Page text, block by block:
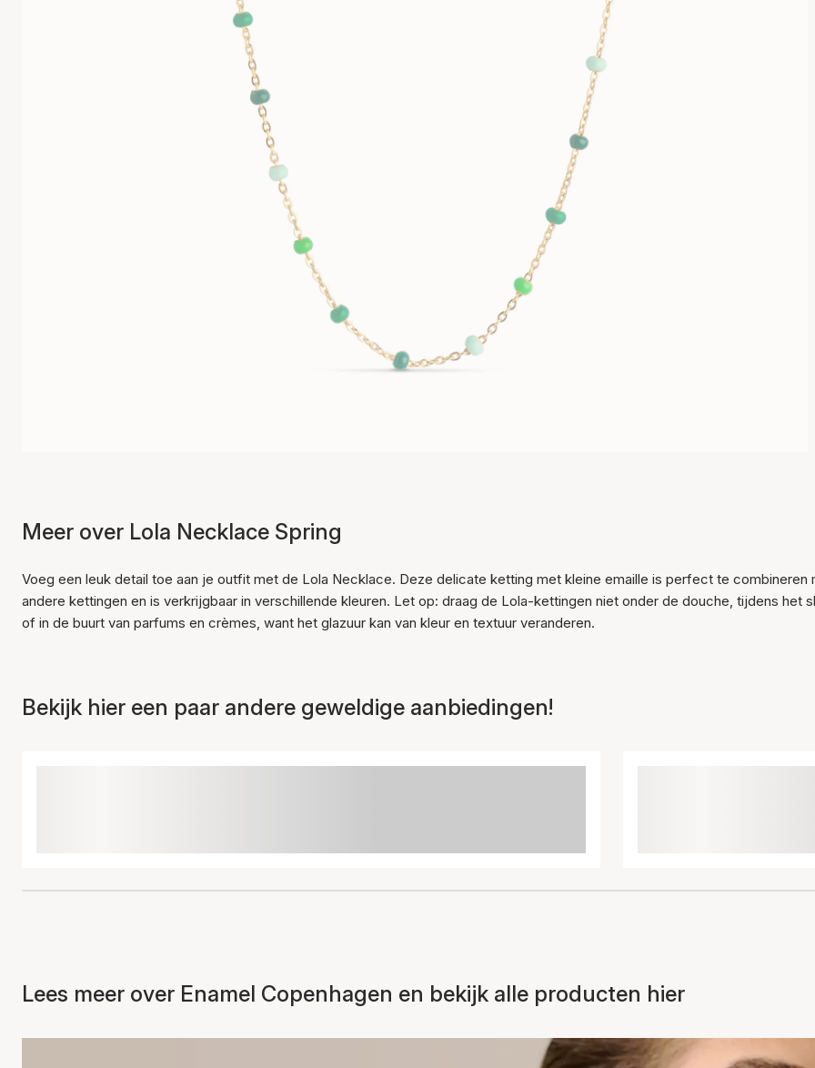
Meer over Lola Necklace Spring
Voeg een leuk detail toe aan je outfit met de Lola Necklace. Deze delicate ketting met kleine emaille is perfect te combineren
andere kettingen en is verkrijgbaar in verschillende kleuren. Let op: draag de Lola-kettingen niet onder de douche, tijdens het
of in de buurt van parfums en crèmes, want het glazuur kan van kleur en textuur veranderen.
Bekijk hier een paar andere geweldige aanbiedingen!
Lees meer over Enamel Copenhagen en bekijk alle producten hier